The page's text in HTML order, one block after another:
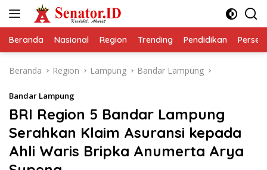
Beranda Nasional Region Trending Pendidikan
Beranda Region Lampung Bandar Lampung
Bandar Lampung
BRI Region 5 Bandar Lampung
Serahkan Klaim Asuransi kepada
Ahli Waris Bripka Anumerta Arya